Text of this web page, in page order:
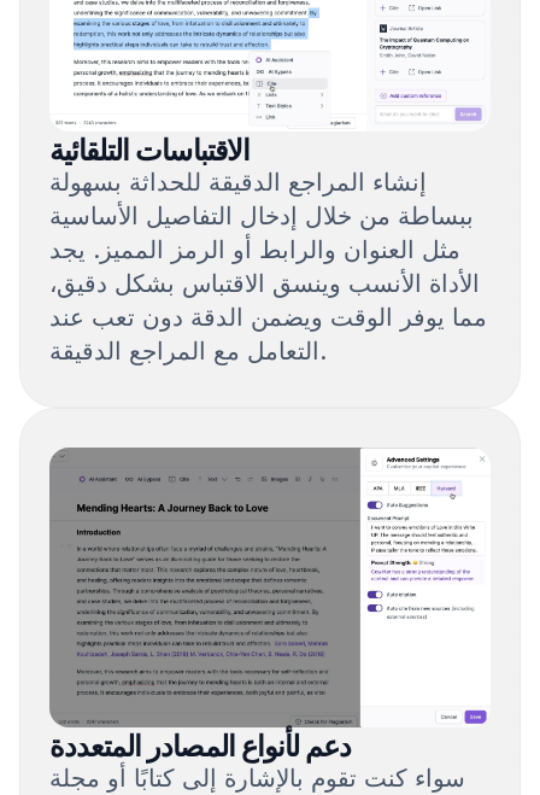
الاقتباسات التلقائية
إنشاء المراجع الدقيقة للحداثة بسهولة
ببساطة من خلال إدخال التفاصيل الأساسية
مثل العنوان والرابط أو الرمز المميز. يجد
الأداة الأنسب وينسق الاقتباس بشكل دقيق،
مما يوفر الوقت ويضمن الدقة دون تعب عند
التعامل مع المراجع الدقيقة.
دعم لأنواع المصادر المتعددة
سواء كنت تقوم بالإشارة إلى كتابًا أو مجلة